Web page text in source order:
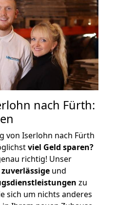
nach Fürth:
von Iserlohn nach Fürth
viel Geld sparen?
richtig! Unser
zuverlässige und
zu
sich um nichts anderes